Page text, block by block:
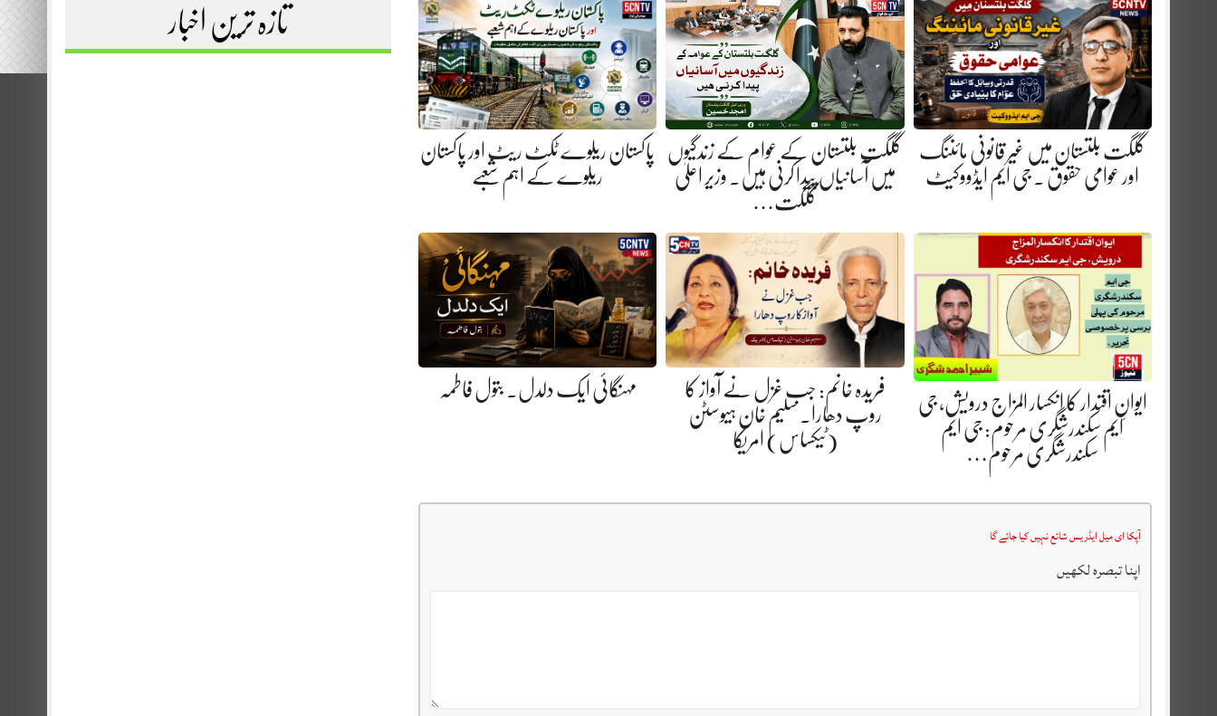
تازہ ترین اخبار
گلگت بلتستان میں غیر قانونی مائننگ
اور عوامی حقوق . جی ایم ایڈووکیٹ
گلگت بلتستان کے عوام کے زندگیوں
میں آسانیاں پیدا کرنی ہیں. وزیر اعلیٰ
گلگت…
پاکستان ریلوے ٹکٹ ریٹ اور پاکستان
ریلوے کے اہم شعبے
ایوانِ اقتدار کا انکسار المزاج درویش، جی
ایم سکندرشگری مرحوم: جی ایم
سکندرشگری مرحوم…
فریدہ خانم: جب غزل نے آواز کا
روپ دھارا. سلیم خان ہیوسٹن
(ٹیکساس) امریکا
مہنگائی ایک دلدل. بتول فاطمہ
آپکا ای میل ایڈریس شائع نہیں کیا جائے گا
اپنا تبصرہ لکھیں